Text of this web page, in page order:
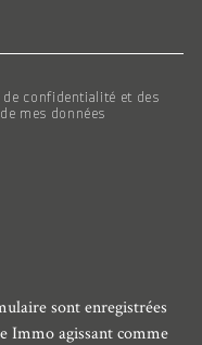
de confidentialité et des
mes données
sont enregistrées
Immo agissant comme